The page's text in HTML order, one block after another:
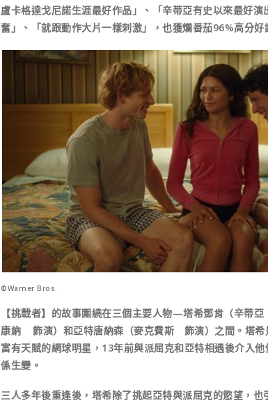
盧卡格達戈尼諾生涯最好作品」、「辛蒂亞有史以來最好
奮」、「就跟動作大片一樣刺激」，也獲爛番茄96%高分好
©Warner Bros.
【挑戰者】的故事圍繞在三個主要人物—塔希鄧肯（辛蒂
康納 飾演）和亞特唐納森（麥克費斯 飾演）之間。塔希
富有天賦的網球明星，13年前與派屈克和亞特相遇後介入
係生變。
三人多年後重逢後，塔希除了挑起亞特與派屈克的慾望，